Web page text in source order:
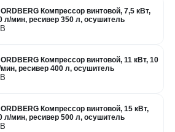
Компрессор винтовой, 7,5 кВт,
л/мин, ресивер 350 л, осушитель
Компрессор винтовой, 11 кВт, 10
ресивер 400 л, осушитель
Компрессор винтовой, 15 кВт,
л/мин, ресивер 500 л, осушитель